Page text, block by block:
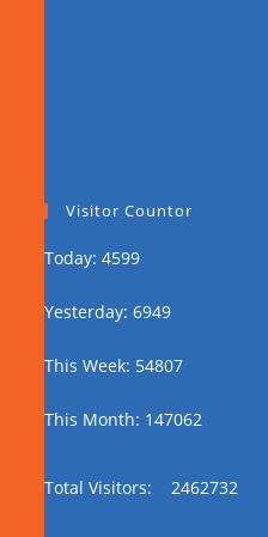
Visitor Countor
Today: 4599
Yesterday: 6949
This Week: 54807
This Month: 147062
Total Visitors: 2462732